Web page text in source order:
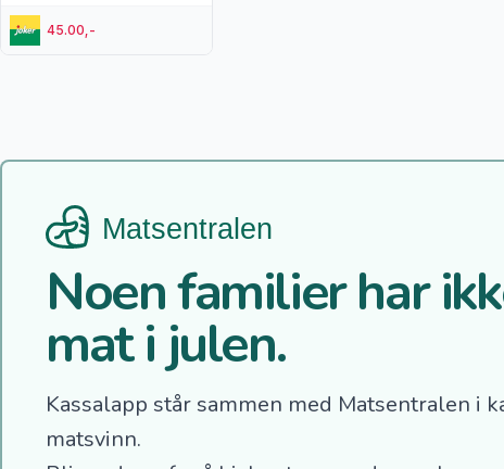
45.00,-
Noen familier har
mat i julen.
Kassalapp står sammen med Matsentralen i
matsvinn.